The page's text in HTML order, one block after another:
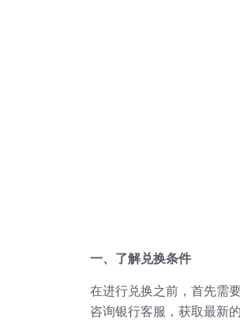
一、了解兑换条件
在进行兑换之前，首先需
咨询银行客服，获取最新